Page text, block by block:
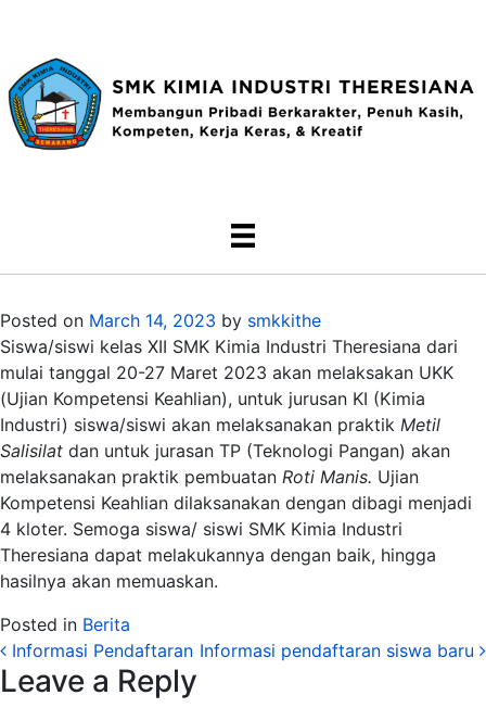
Posted on March 14, 2023 by smkkithe
Siswa/siswi kelas XII SMK Kimia Industri Theresiana dari
mulai tanggal 20-27 Maret 2023 akan melaksakan UKK
(Ujian Kompetensi Keahlian), untuk jurusan KI (Kimia
Industri) siswa/siswi akan melaksanakan praktik Metil
Salisilat dan untuk jurasan TP (Teknologi Pangan) akan
melaksanakan praktik pembuatan Roti Manis. Ujian
Kompetensi Keahlian dilaksanakan dengan dibagi menjadi
4 kloter. Semoga siswa/ siswi SMK Kimia Industri
Theresiana dapat melakukannya dengan baik, hingga
hasilnya akan memuaskan.
Posted in Berita
Post navigation
Informasi Pendaftaran Informasi pendaftaran siswa baru
Leave a Reply